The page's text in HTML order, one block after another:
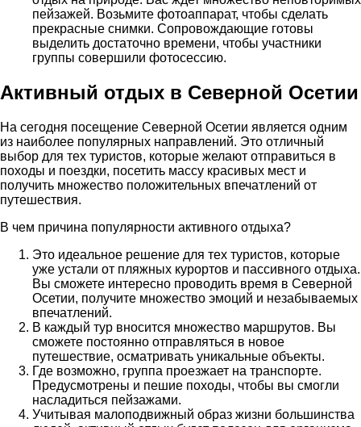
пейзажей. Возьмите фотоаппарат, чтобы сделать
прекрасные снимки. Сопровождающие готовы
выделить достаточно времени, чтобы участники
группы совершили фотосессию.
Активный отдых в Северной Осетии
На сегодня посещение Северной Осетии является одним
из наиболее популярных направлений. Это отличный
выбор для тех туристов, которые желают отправиться в
походы и поездки, посетить массу красивых мест и
получить множество положительных впечатлений от
путешествия.
В чем причина популярности активного отдыха?
Это идеальное решение для тех туристов, которые
уже устали от пляжных курортов и пассивного отдыха.
Вы сможете интересно проводить время в Северной
Осетии, получите множество эмоций и незабываемых
впечатлений.
В каждый тур вносится множество маршрутов. Вы
сможете постоянно отправляться в новое
путешествие, осматривать уникальные объекты.
Где возможно, группа проезжает на транспорте.
Предусмотрены и пешие походы, чтобы вы смогли
насладиться пейзажами.
Учитывая малоподвижный образ жизни большинства